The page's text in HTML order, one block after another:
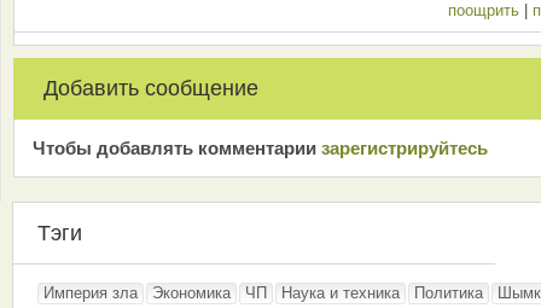
поощрить
Добавить сообщение
Чтобы добавлять комментарии зарeгиcтрирyйтeсь
Тэги
Империя зла Экономика ЧП Наука и техника Политика